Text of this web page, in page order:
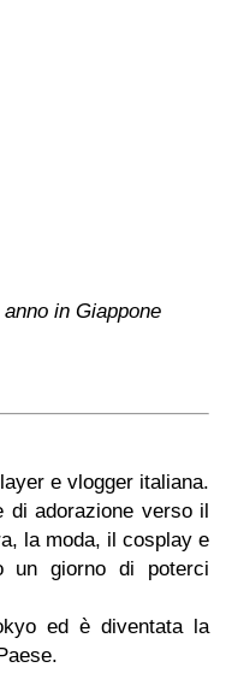
in Giappone
e vlogger italiana.
adorazione verso il
la moda, il cosplay e
un giorno di poterci
ed è diventata la